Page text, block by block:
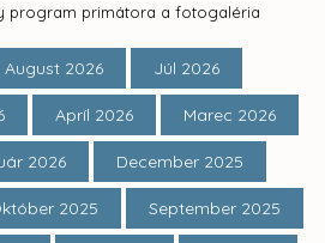
program primátora a fotogaléria
August 2026 Júl 2026
Apríl 2026 Marec 2026
2026 December 2025
2025 September 2025